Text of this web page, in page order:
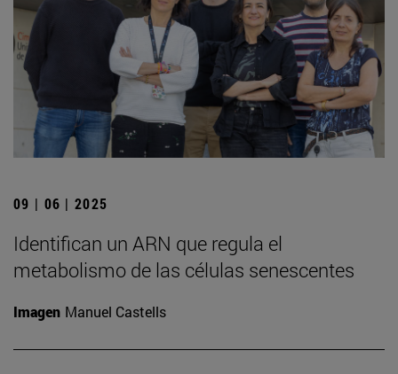
09 | 06 | 2025
Identifican un ARN que regula el
metabolismo de las células senescentes
Imagen Manuel Castells